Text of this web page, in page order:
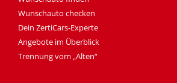
Wunschauto checken
Dein ZertiCars-Experte
Angebote im Überblick
Trennung vom „Alten“